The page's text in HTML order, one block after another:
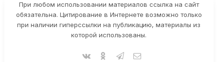
При любом использовании материалов ссылка на сайт
обязательна. Цитирование в Интернете возможно только
при наличии гиперссылки на публикацию, материалы из
которой использованы.